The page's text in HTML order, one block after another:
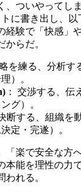
、ついやってし
に書き出し、
経験で「快感」
からだ。
略を練る、分析す
）。
： 交渉する、伝
グ）。
断する、組織を
定・完遂）。
「楽で安全な方
本能を理性の力
れる。